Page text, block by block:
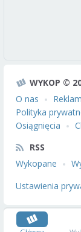
WYKOP ©
O nas
Polityka
Osiągnięcia
RSS
Wykopane
Ustawienia